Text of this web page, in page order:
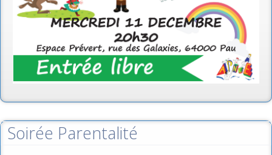
Soirée Parentalité